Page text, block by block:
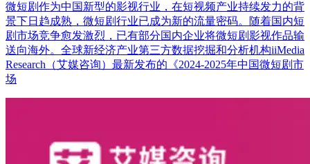
微短剧作为中国新型的影视行业，在短视频产业持续发力的背
景下日趋成熟，微短剧行业已成为新的流量密码。随着国内短
剧市场竞争愈发激烈，已有部分国内企业将微短剧影视作品输
送向海外。全球新经济产业第三方数据挖掘和分析机构iiMedia
Research（艾媒咨询）最新发布的《2024-2025年中国微短剧市
场